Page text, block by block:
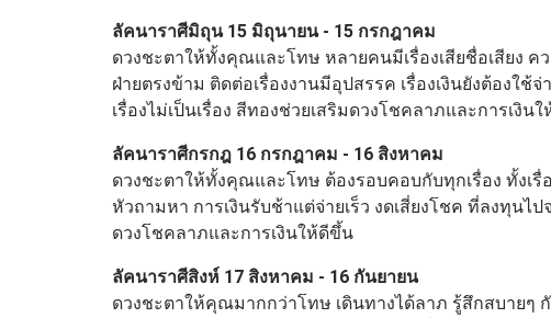
ลัคนาราศีมิถุน 15 มิถุนายน - 15 กรกฎาคม
ดวงชะตาให้ทั้งคุณและโทษ หลายคนมีเรื่องเสียชื่อเสียง ค
ฝ่ายตรงข้าม ติดต่อเรื่องงานมีอุปสรรค เรื่องเงินยังต้องใช้
เรื่องไม่เป็นเรื่อง สีทองช่วยเสริมดวงโชคลาภและการเงิน
ลัคนาราศีกรกฎ 16 กรกฎาคม - 16 สิงหาคม
ดวงชะตาให้ทั้งคุณและโทษ ต้องรอบคอบกับทุกเรื่อง ทั้งเรื่
หัวถามหา การเงินรับช้าแต่จ่ายเร็ว งดเสี่ยงโชค ที่ลงทุนไ
ดวงโชคลาภและการเงินให้ดีขึ้น
ลัคนาราศีสิงห์ 17 สิงหาคม - 16 กันยายน
ดวงชะตาให้คุณมากกว่าโทษ เดินทางได้ลาภ รู้สึกสบาย